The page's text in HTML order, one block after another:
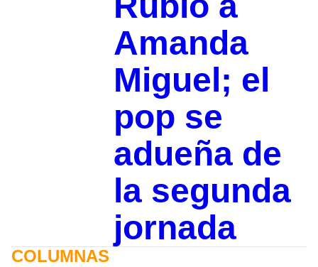
Amanda
Miguel; el
pop se
adueña de
la segunda
jornada
COLUMNAS